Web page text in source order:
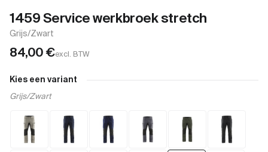
1459 Service werkbroek stretch
Grijs/Zwart
84,00€excl. BTW
Kies een variant
Grijs/Zwart